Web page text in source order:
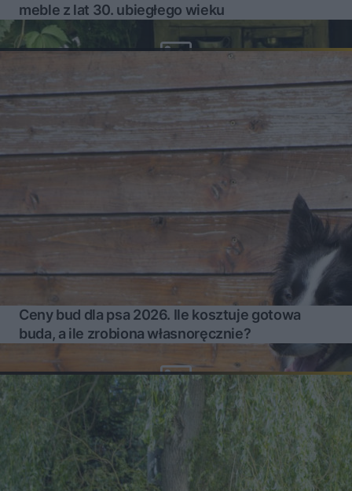
meble z lat 30. ubiegłego wieku
Ceny bud dla psa 2026. Ile kosztuje gotowa
buda, a ile zrobiona własnoręcznie?